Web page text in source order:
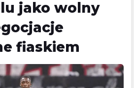
jako wolny
fiaskiem